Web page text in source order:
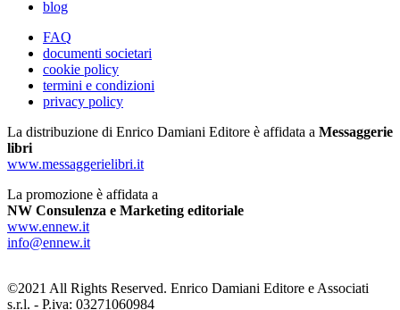
blog
FAQ
documenti societari
cookie policy
termini e condizioni
privacy policy
La distribuzione di Enrico Damiani Editore è affidata a Messaggerie
libri
www.messaggerielibri.it
La promozione è affidata a
NW Consulenza e Marketing editoriale
www.ennew.it
info@ennew.it
©2021 All Rights Reserved. Enrico Damiani Editore e Associati
s.r.l. - P.iva: 03271060984